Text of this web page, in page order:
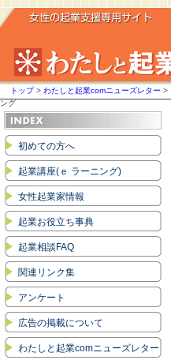
トップ> わたしと起業comニューズレター >
ング
初めての方へ
起業講座(ｅ ラーニング)
女性起業家情報
起業お役立ち事典
起業相談FAQ
関連リンク集
アンケート
広告の掲載について
わたしと起業comニューズレター